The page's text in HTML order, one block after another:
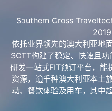
Southern Cross
2019
依托业界领先的澳大利亚地
SCTT构建了稳定、快速且
研发一站式FIT预订平台，能
资源，逾千种澳大利亚本土
动、餐饮体验及用车，其中